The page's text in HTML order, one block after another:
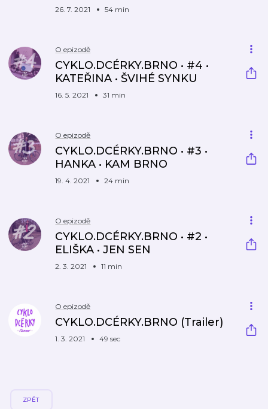
26. 7. 2021 54 min
O epizodě
CYKLO.DCÉRKY.BRNO • #4 •
KATEŘINA • ŠVIHÉ SYNKU
16. 5. 2021 31 min
O epizodě
CYKLO.DCÉRKY.BRNO • #3 •
HANKA • KAM BRNO
19. 4. 2021 24 min
O epizodě
CYKLO.DCÉRKY.BRNO • #2 •
ELIŠKA • JEN SEN
2. 3. 2021 11 min
O epizodě
CYKLO.DCÉRKY.BRNO (Trailer)
1. 3. 2021 49 sec
ZPĚT